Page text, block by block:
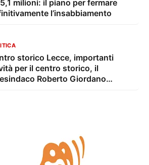
milioni: il piano per fermare
l’insabbiamento
storico Lecce, importanti
per il centro storico, il
Roberto Giordano